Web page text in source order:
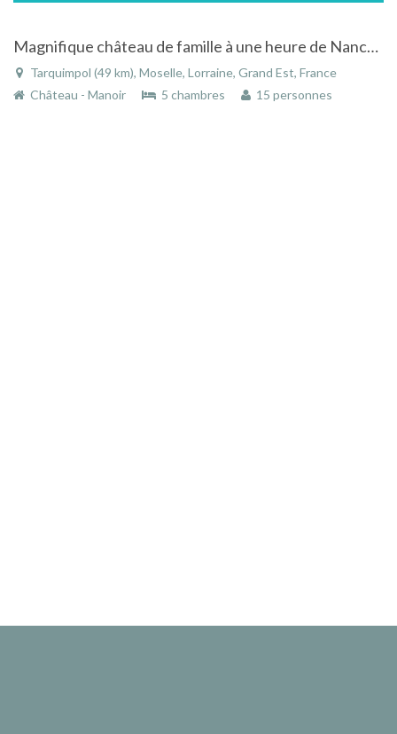
Magnifique château de famille à une heure de Nancy, Metz et Strasbourg
Tarquimpol (49 km), Moselle, Lorraine, Grand Est, France
Château - Manoir
5 chambres 15 personnes